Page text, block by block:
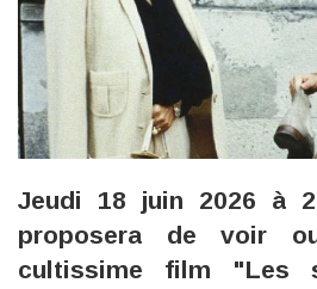
Jeudi 18 juin 2026 à
proposera de voir
cultissime film "Les